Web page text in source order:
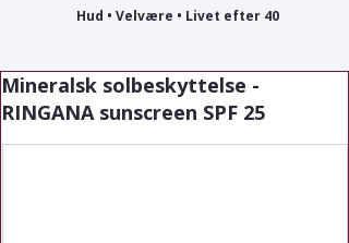
Hud • Velvære • Livet efter 40
Mineralsk solbeskyttelse -
RINGANA sunscreen SPF 25